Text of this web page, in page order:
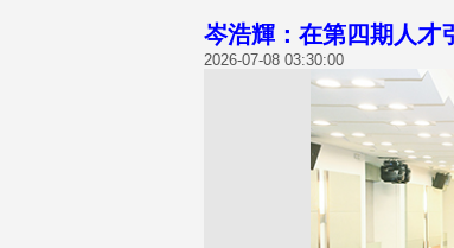
岑浩輝：在第四期人
2026-07-08 03:30:00